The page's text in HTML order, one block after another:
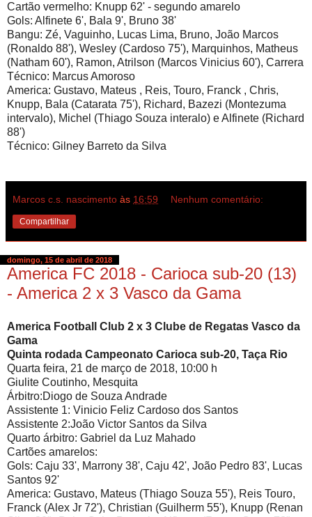
Cartão vermelho: Knupp 62' - segundo amarelo
Gols: Alfinete 6', Bala 9', Bruno 38'
Bangu: Zé, Vaguinho, Lucas Lima, Bruno, João Marcos
(Ronaldo 88'), Wesley (Cardoso 75'), Marquinhos, Matheus
(Natham 60'), Ramon, Atrilson (Marcos Vinicius 60'), Carrera
Técnico: Marcus Amoroso
America: Gustavo, Mateus , Reis, Touro, Franck , Chris,
Knupp, Bala (Catarata 75'), Richard, Bazezi (Montezuma
intervalo), Michel (Thiago Souza interalo) e Alfinete (Richard
88')
Técnico: Gilney Barreto da Silva
Marcos c.s. nascimento às 16:59 Nenhum comentário:
Compartilhar
domingo, 15 de abril de 2018
America FC 2018 - Carioca sub-20 (13)
- America 2 x 3 Vasco da Gama
America Football Club 2 x 3 Clube de Regatas Vasco da
Gama
Quinta rodada Campeonato Carioca sub-20, Taça Rio
Quarta feira, 21 de março de 2018, 10:00 h
Giulite Coutinho, Mesquita
Árbitro:Diogo de Souza Andrade
Assistente 1: Vinicio Feliz Cardoso dos Santos
Assistente 2:João Victor Santos da Silva
Quarto árbitro: Gabriel da Luz Mahado
Cartões amarelos:
Gols: Caju 33', Marrony 38', Caju 42', João Pedro 83', Lucas
Santos 92'
America: Gustavo, Mateus (Thiago Souza 55'), Reis Touro,
Franck (Alex Jr 72'), Christian (Guilherm 55'), Knupp (Renan